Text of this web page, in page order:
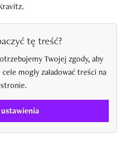
tę treść?
Twojej zgody, aby
mogły załadować treści na